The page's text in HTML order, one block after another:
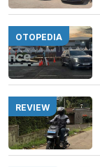
OTOPEDIA
REVIEW